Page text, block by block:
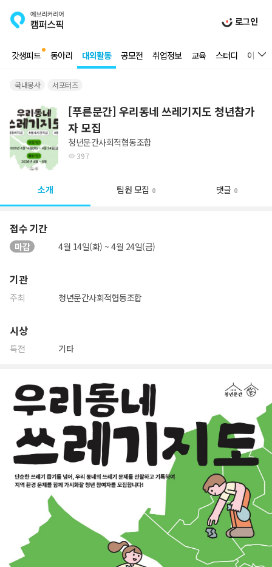
로그인
갓생피드 동아리 대외활동 공모전 취업정보 교육 스터디 이벤트
국내봉사 서포터즈
[푸른문간] 우리동네 쓰레기지도 청년참가
자 모집
청년문간사회적협동조합
397
소개 팀원 모집 0 댓글 0
접수 기간
마감 4월 14일(화) ~ 4월 24일(금)
기관
주최 청년문간사회적협동조합
시상
특전 기타